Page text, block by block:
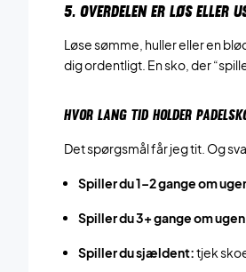
5. OVERDELEN ER LØS ELLER
Løse sømme, huller eller en
dig ordentligt. En sko, der
HVOR LANG TID HOLDER
Det spørgsmål får jeg tit. Og
Spiller du 1–2 gange om
Spiller du 3+ gange om
Spiller du sjældent:tjek